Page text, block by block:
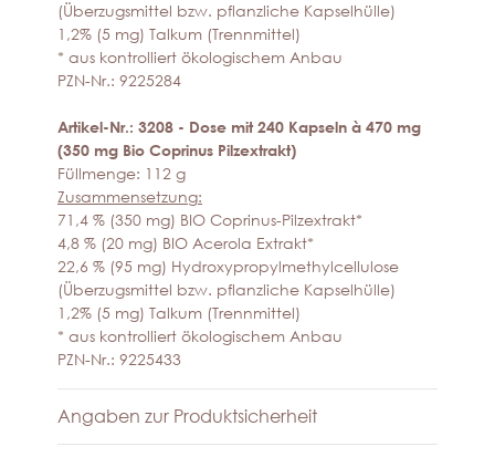
(Überzugsmittel bzw. pflanzliche Kapselhülle)
1,2% (5 mg) Talkum (Trennmittel)
* aus kontrolliert ökologischem Anbau
PZN-Nr.: 9225284
Artikel-Nr.: 3208 - Dose mit 240 Kapseln à 470 mg
(350 mg Bio Coprinus Pilzextrakt)
Füllmenge: 112 g
Zusammensetzung:
71,4 % (350 mg) BIO Coprinus-Pilzextrakt*
4,8 % (20 mg) BIO Acerola Extrakt*
22,6 % (95 mg) Hydroxypropylmethylcellulose
(Überzugsmittel bzw. pflanzliche Kapselhülle)
1,2% (5 mg) Talkum (Trennmittel)
* aus kontrolliert ökologischem Anbau
PZN-Nr.: 9225433
Angaben zur Produktsicherheit